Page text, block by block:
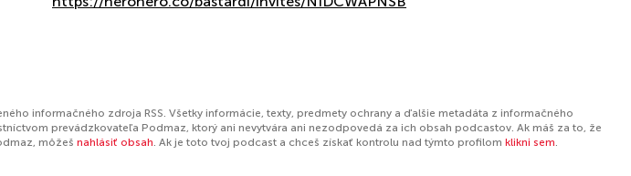
informačného zdroja RSS. Všetky informácie, texty, predmety ochrany a ďalšie metadáta z informačného
prevádzkovateľa Podmaz, ktorý ani nevytvára ani nezodpovedá za ich obsah podcastov. Ak máš za to, že
môžeš nahlásiť obsah. Ak je toto tvoj podcast a chceš získať kontrolu nad týmto profilom klikni sem.